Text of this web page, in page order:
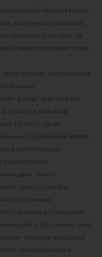
изготовления корма,
кишечнорастворимых
полезные бактерии не
выполняют свою
полного изготовления
Вследствие чего все
остаются живыми и
Превосходная
содержанием жиров,
и пребиотиками.
удовлетворит
даже самого
превосходный и
искусственных
витаминами.
(pH: 6-6,5) снижает риск
Формула насыщена
состояния кожи и